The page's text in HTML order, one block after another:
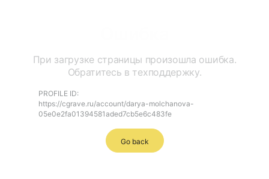
При загрузке страницы произошла ошибка.
Обратитесь в техподдержку.
PROFILE ID:
https://cgrave.ru/account/darya-molchanova-
05e0e2fa01394581aded7cb5e6c483fe
Go back